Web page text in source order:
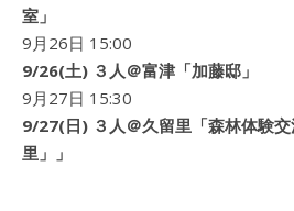
室」
9月26日 15:00
9/26(土) ３人＠富津「加藤邸」
9月27日 15:30
9/27(日) ３人＠久留里「森林体験
里」」